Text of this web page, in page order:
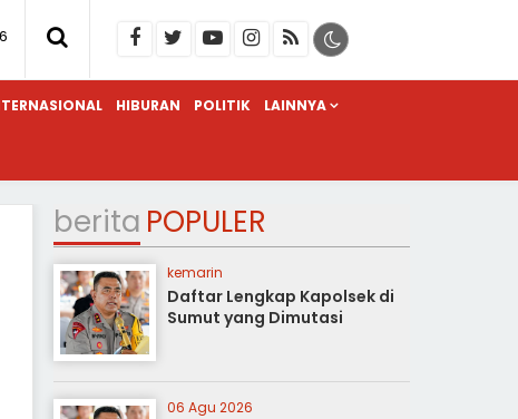
HIBURAN POLITIK LAINNYA
berita POPULER
kemarin
Daftar Lengkap Kapolsek di
Sumut yang Dimutasi
06 Agu 2026